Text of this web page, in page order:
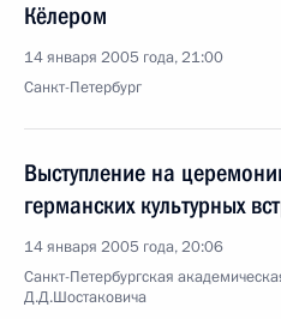
Кёлером
14 января 2005 года, 21:00
Санкт-Петербург
Выступление на
германских культурных
14 января 2005 года, 20:06
Санкт-Петербургская
Д.Д.Шостаковича